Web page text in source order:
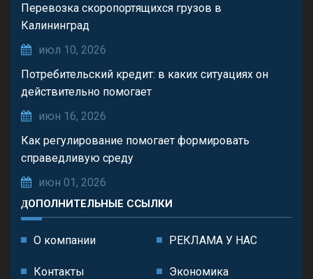
Перевозка скоропортящихся грузов в
Калининград
июл 10, 2026
Потребительский кредит: в каких ситуациях он
действительно помогает
июн 16, 2026
Как регулирование помогает формировать
справедливую среду
июн 01, 2026
ДОПОЛНИТЕЛЬНЫЕ ССЫЛКИ
О компании РЕКЛАМА У НАС
Контакты Экономика